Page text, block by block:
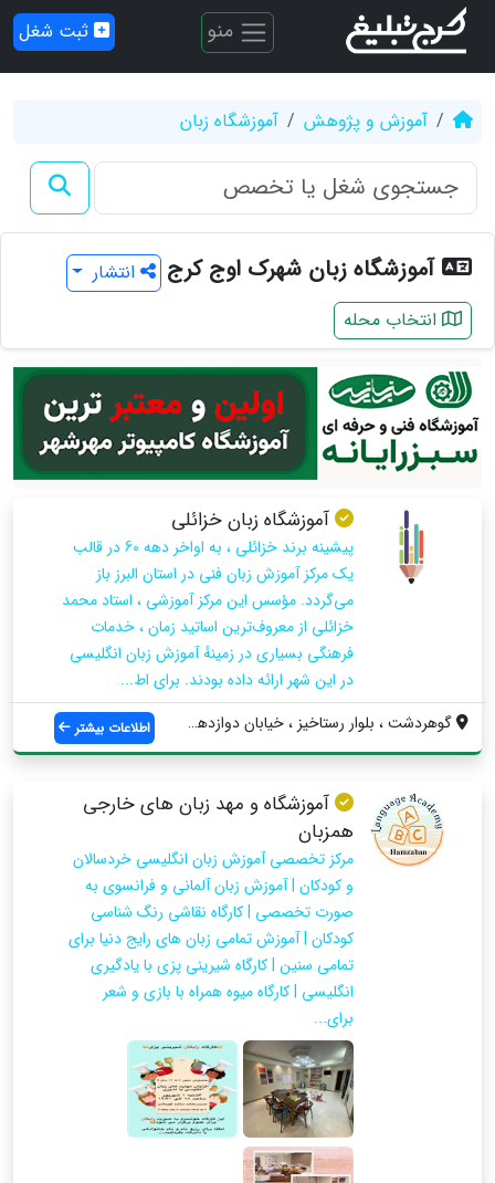
منو ثبت شغل
آموزش و پژوهش آموزشگاه زبان
آموزشگاه زبان شهرک اوج کرج
انتشار
انتخاب محله
آموزشگاه زبان خزائلی
پیشینه برند خزائلی ، به اواخر دهه 60 در قالب
یک مرکز آموزش زبان فنی در استان البرز باز
می‌گردد. مؤسس این مرکز آموزشی ، استاد محمد
خزائلی از معروف‌ترین اساتید زمان ، خدمات
فرهنگی بسیاری در زمینهٔ آموزش زبان انگلیسی
در این شهر ارائه داده بودند. برای اط...
گوهردشت ، بلوار رستاخیز ، خیابان دوازدهم...
اطلاعات بیشتر
آموزشگاه و مهد زبان های خارجی
همزبان
مرکز تخصصی آموزش زبان انگلیسی خردسالان
و کودکان | آموزش زبان آلمانی و فرانسوی به
صورت تخصصی | کارگاه نقاشی رنگ شناسی
کودکان | آموزش تمامی زبان های رایج دنیا برای
تمامی سنین | کارگاه شیرینی پزی با یادگیری
انگلیسی | کارگاه میوه همراه با بازی و شعر
برای...